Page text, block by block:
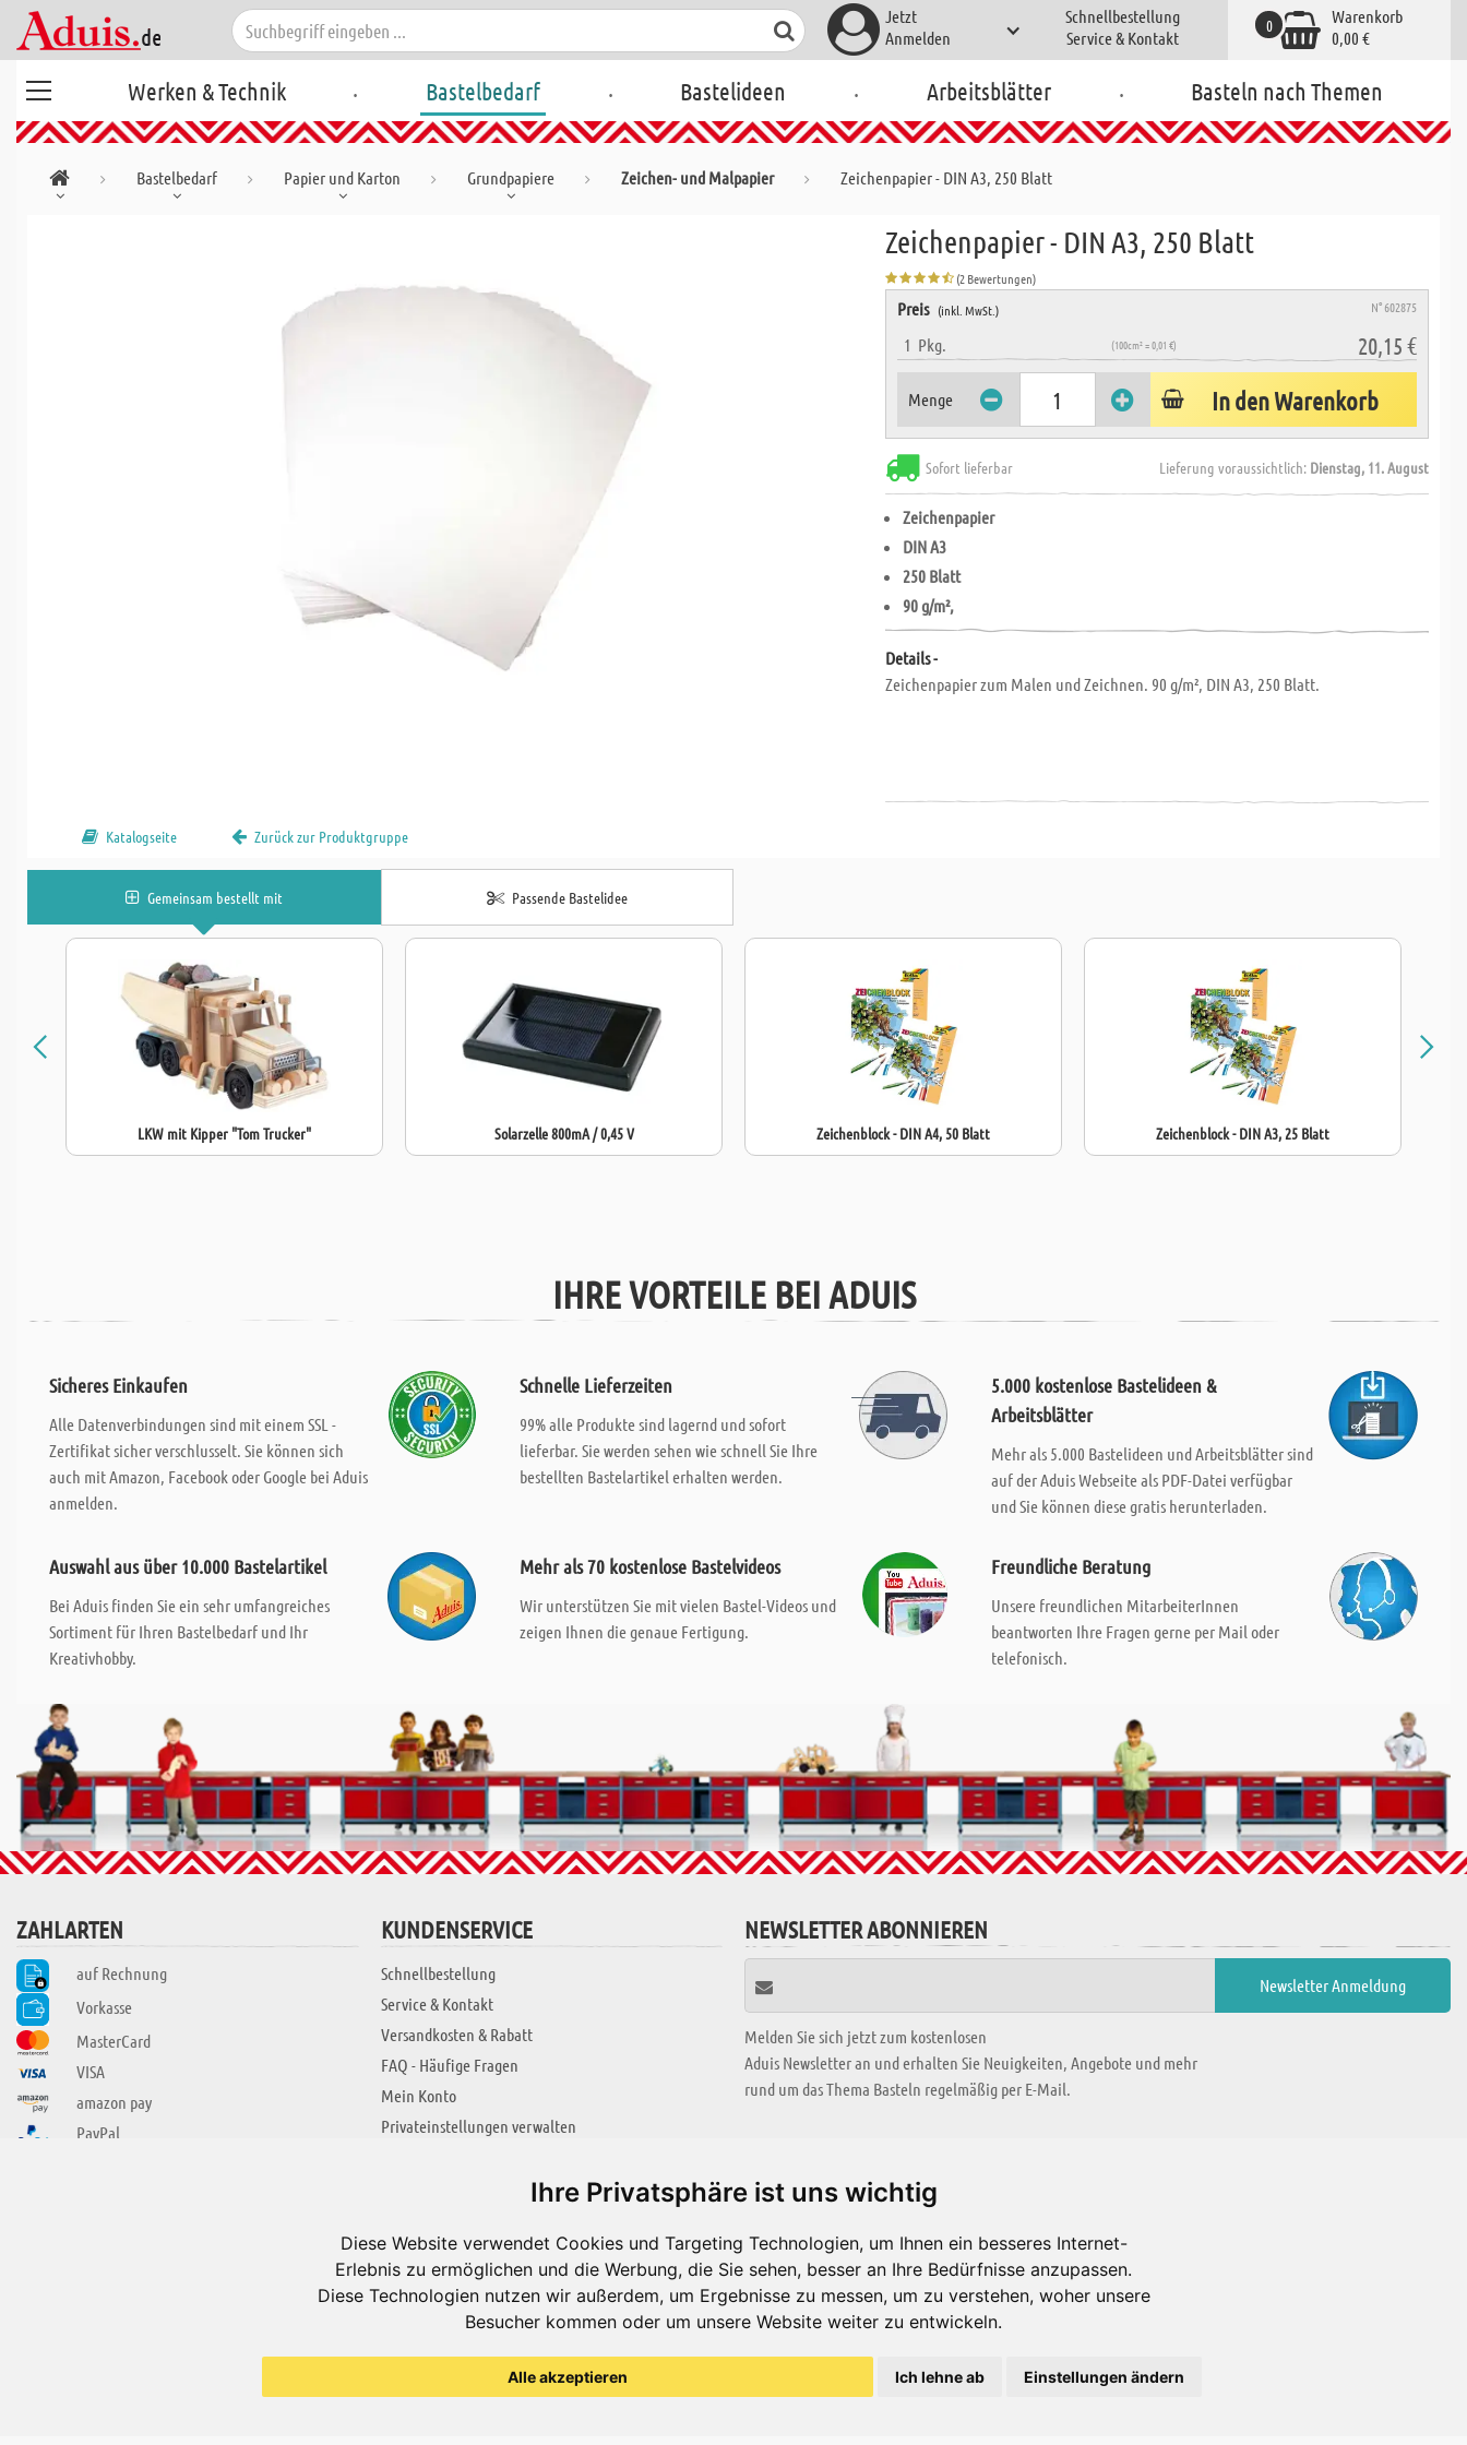
Ihre Privatsphäre ist uns wichtig
Diese Website verwendet Cookies und Targeting Technologien, um Ihnen ein besseres Internet-
Erlebnis zu ermöglichen und die Werbung, die Sie sehen, besser an Ihre Bedürfnisse anzupassen.
Diese Technologien nutzen wir außerdem, um Ergebnisse zu messen, um zu verstehen, woher unsere
Besucher kommen oder um unsere Website weiter zu entwickeln.
Alle akzeptieren Ich lehne ab Einstellungen ändern
Jetzt
Anmelden
Schnellbestellung
Service & Kontakt
Warenkorb
0,00 €
0
Werken & Technik . Bastelbedarf . Bastelideen . Arbeitsblätter . Basteln nach Themen
Bastelbedarf Papier und Karton Grundpapiere Zeichen- und Malpapier Zeichenpapier - DIN A3, 250 Blatt
Zeichenpapier - DIN A3, 250 Blatt
(2 Bewertungen)
Preis (inkl. MwSt.) N° 602875
1 Pkg. (100cm² = 0,01 €) 20,15 €
Menge In den Warenkorb
Sofort lieferbar Lieferung voraussichtlich: Dienstag, 11. August
Zeichenpapier
DIN A3
250 Blatt
90 g/m²,
Details -
Zeichenpapier zum Malen und Zeichnen. 90 g/m², DIN A3, 250 Blatt.
Katalogseite Zurück zur Produktgruppe
Gemeinsam bestellt mit Passende Bastelidee
LKW mit Kipper "Tom Trucker" Solarzelle 800mA / 0,45 V Zeichenblock - DIN A4, 50 Blatt Zeichenblock - DIN A3, 25 Blatt
IHRE VORTEILE BEI ADUIS
Sicheres Einkaufen
Alle Datenverbindungen sind mit einem SSL -
Zertifikat sicher verschlusselt. Sie können sich
auch mit Amazon, Facebook oder Google bei Aduis
anmelden.
Schnelle Lieferzeiten
99% alle Produkte sind lagernd und sofort
lieferbar. Sie werden sehen wie schnell Sie Ihre
bestellten Bastelartikel erhalten werden.
5.000 kostenlose Bastelideen &
Arbeitsblätter
Mehr als 5.000 Bastelideen und Arbeitsblätter sind
auf der Aduis Webseite als PDF-Datei verfügbar
und Sie können diese gratis herunterladen.
Auswahl aus über 10.000 Bastelartikel
Bei Aduis finden Sie ein sehr umfangreiches
Sortiment für Ihren Bastelbedarf und Ihr
Kreativhobby.
Mehr als 70 kostenlose Bastelvideos
Wir unterstützen Sie mit vielen Bastel-Videos und
zeigen Ihnen die genaue Fertigung.
Freundliche Beratung
Unsere freundlichen MitarbeiterInnen
beantworten Ihre Fragen gerne per Mail oder
telefonisch.
ZAHLARTEN
auf Rechnung
Vorkasse
MasterCard
VISA
amazon pay
PayPal
KUNDENSERVICE
Schnellbestellung
Service & Kontakt
Versandkosten & Rabatt
FAQ - Häufige Fragen
Mein Konto
Privateinstellungen verwalten
NEWSLETTER ABONNIEREN
Melden Sie sich jetzt zum kostenlosen
Aduis Newsletter an und erhalten Sie Neuigkeiten, Angebote und mehr
rund um das Thema Basteln regelmäßig per E-Mail.
Jobs
Impressum
Datenschutzerklärung
KREATIV ZONE
Alle Videos
Bastelideen
Arbeitsblätter
Es gibt uns auch in